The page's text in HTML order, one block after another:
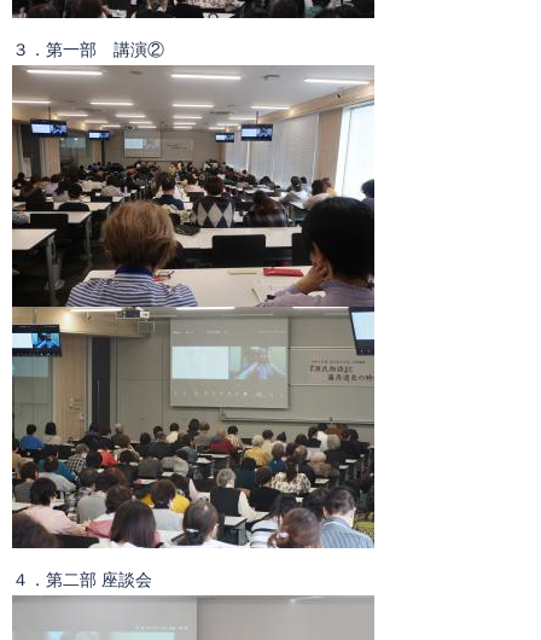
３．第一部 講演②
４．第二部 座談会​